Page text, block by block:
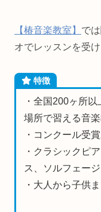
【椿音楽教室】 で
オでレッスンを受
特徴
・全国200ヶ所
場所で習える音
・コンクール受
・クラシックピ
ス、ソルフェー
・大人から子供